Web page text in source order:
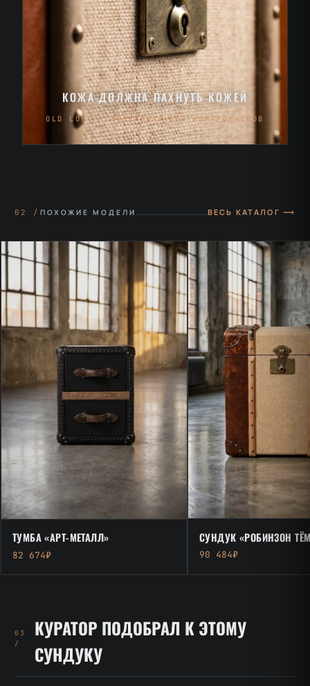
КОЖА ДОЛЖНА ПАХНУТЬ КОЖЕЙ
OLD LOFT · МАТЕРИАЛЫ БЕЗ КОМПРОМИССОВ
02 / ПОХОЖИЕ МОДЕЛИ ВЕСЬ КАТАЛОГ ⟶
ТУМБА «АРТ-МЕТАЛЛ»
82 674₽
СУНДУК «РОБИНЗОН
90 484₽
03
/
КУРАТОР ПОДОБРАЛ К ЭТОМУ
СУНДУКУ